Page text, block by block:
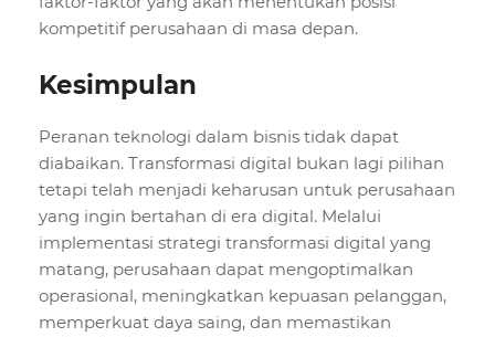
kompetitif perusahaan di masa depan.
Kesimpulan
Peranan teknologi dalam bisnis tidak dapat
diabaikan. Transformasi digital bukan lagi pilihan
tetapi telah menjadi keharusan untuk perusahaan
yang ingin bertahan di era digital. Melalui
implementasi strategi transformasi digital yang
matang, perusahaan dapat mengoptimalkan
operasional, meningkatkan kepuasan pelanggan,
memperkuat daya saing, dan memastikan